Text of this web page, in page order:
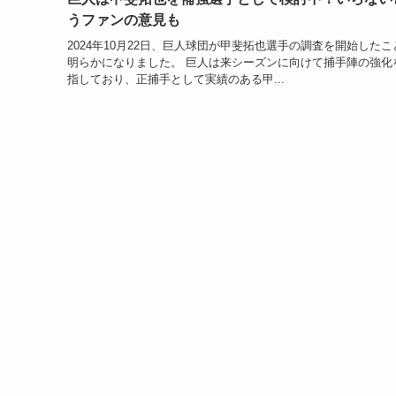
うファンの意見も
2024年10月22日、巨人球団が甲斐拓也選手の調査を開始したこ
明らかになりました。 巨人は来シーズンに向けて捕手陣の強化
指しており、正捕手として実績のある甲...